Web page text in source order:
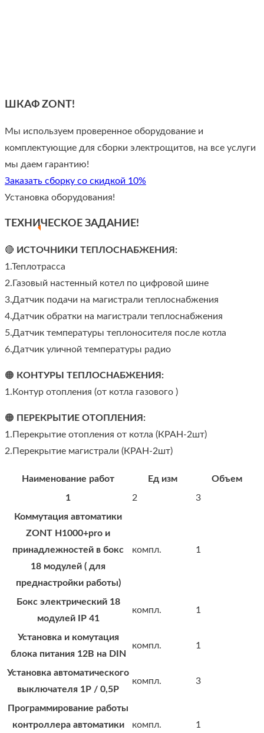
ШКАФ ZONT!
Мы используем проверенное оборудование и
комплектующие для сборки электрощитов, на все услуги
мы даем гарантию!
Заказать сборку со скидкой 10%
Установка оборудования!
ТЕХНИЧЕСКОЕ ЗАДАНИЕ!
🔴 ИСТОЧНИКИ ТЕПЛОСНАБЖЕНИЯ:
1.Теплотрасса
2.Газовый настенный котел по цифровой шине
3.Датчик подачи на магистрали теплоснабжения
4.Датчик обратки на магистрали теплоснабжения
5.Датчик температуры теплоносителя после котла
6.Датчик уличной температуры радио
🟠 КОНТУРЫ ТЕПЛОСНАБЖЕНИЯ:
1.Контур отопления (от котла газового )
🟠 ПЕРЕКРЫТИЕ ОТОПЛЕНИЯ:
1.Перекрытие отопления от котла (КРАН-2шт)
2.Перекрытие магистрали (КРАН-2шт)
Наименование работ Ед изм
Объем
1
2
3
Коммутация автоматики
ZONT Н1000+pro и
принадлежностей в бокс
18 модулей ( для
преднастройки работы)
компл. 1
Бокс электрический 18
модулей IP 41
компл. 1
Установка и комутация
блока питания 12В на DIN
компл. 1
Установка автоматического
выключателя 1Р / 0,5Р
компл. 3
Программирование работы
контроллера автоматики
компл. 1